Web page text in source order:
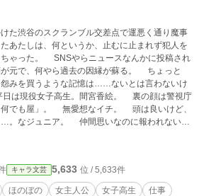
た渋谷のスクランブル交差点で運悪く通り魔事
あたしは、何というか、止むに止まれず犯人を
ゃった。 SNSやらニュースなんかに投稿され
が元で、何やら過去の因縁が蘇る。 ちょっと
みを買うような記憶は……ないとは言わないけ
何でも屋」。 無愛想なイチ。 頭は良いけど、
。なジュニア。 仲間思いなのに報われないカ
み）。 世話のやけるメンバーに悩みの絶えな
い！ 警視庁の特別な事情1～JKカ
結済みで、キャラ文芸大賞にエントリー中で
エの場合～共々、ぜひ投票よろしくお願いしま
キャラ文芸 5,633 位 / 5,633件
ほのぼの 女主人公 女子高生
仕事